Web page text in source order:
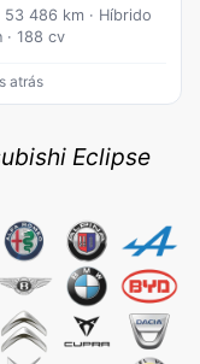
53 486 km · Híbrido
· 188 cv
atrás
Eclipse